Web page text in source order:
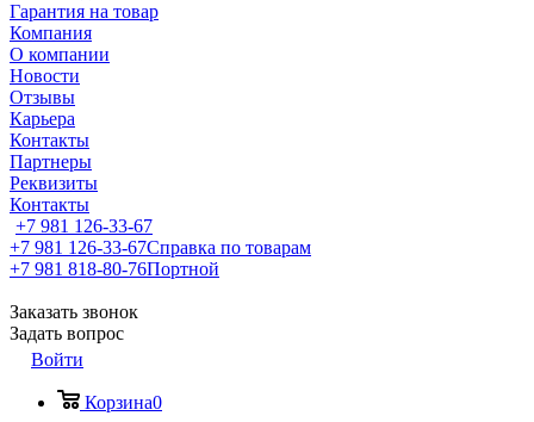
Гарантия на товар
Компания
О компании
Новости
Отзывы
Карьера
Контакты
Партнеры
Реквизиты
Контакты
+7 981 126-33-67
+7 981 126-33-67Справка по товарам
+7 981 818-80-76Портной
Заказать звонок
Задать вопрос
Войти
Корзина0